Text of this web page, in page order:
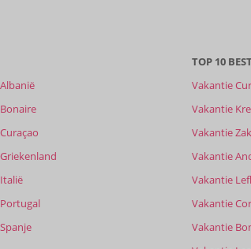
de
van
de
beoordelingen
te
Meer
info
TOP 10
Vakantie
Vakantie
Vakantie
Vakantie
Vakantie
Vakantie
Vakantie